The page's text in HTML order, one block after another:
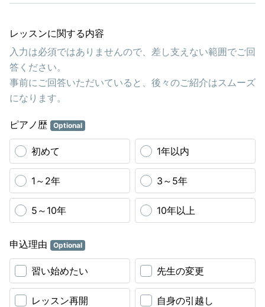
レッスンに関する内容
入力は必須ではありませんので、差し支えない範囲でご回
答ください。
事前にご回答いただいていると、後々のご紹介はスムーズ
になります。
ピアノ歴 Optional
初めて 1年以内
1～2年 3～5年
5～10年 10年以上
申込理由 Optional
習い始めたい 先生の変更
レッスン再開 自身の引越し